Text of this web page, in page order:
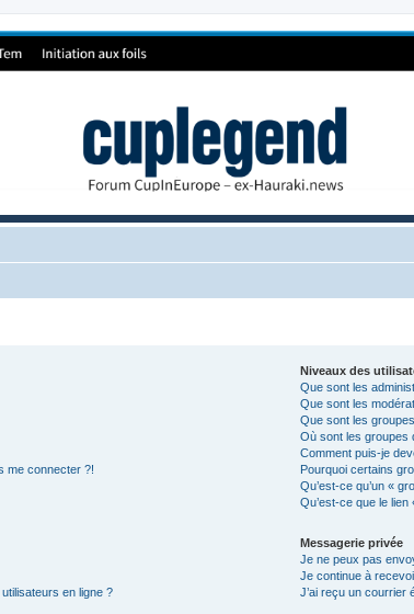
me connecter ?!
en ligne ?
Niveaux des
Que sont les
Que sont les
Que sont les
Où sont les groupes
Comment puis-je
Pourquoi certains
Qu’est-ce qu’un «
Qu’est-ce que le lien
Messagerie privée
Je ne peux pas
Je continue à
J’ai reçu un courrier